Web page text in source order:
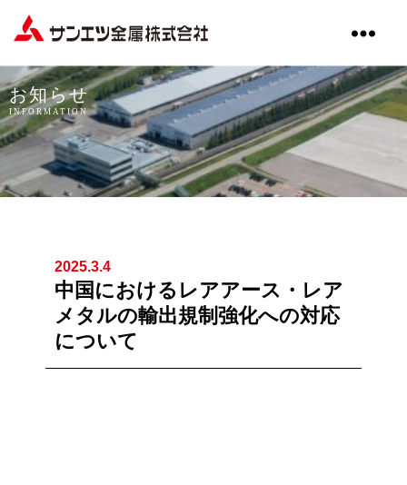
ン
エ
ツ
金
属
株
式
お知らせ
INFORMATION
2025.3.4
中国におけるレアアース・レア
メタルの輸出規制強化への対応
について